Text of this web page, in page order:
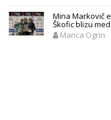
Mina Markovič
Škofic blizu
Manca Ogrin